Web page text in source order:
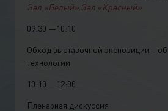
Зал «Белый»,Зал «Красный»
09:30 —10:10
Обход выставочной экспозиции –
технологии
10:10 —12:00
Пленарная дискуссия